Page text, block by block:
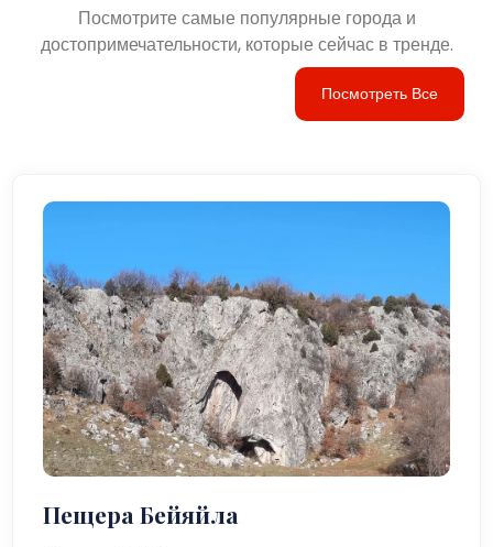
Посмотрите самые популярные города и
достопримечательности, которые сейчас в тренде.
Посмотреть Все
Пещера Бейяйла